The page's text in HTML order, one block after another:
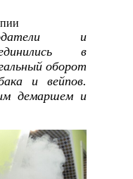
и
в
оборот
и вейпов.
демаршем и